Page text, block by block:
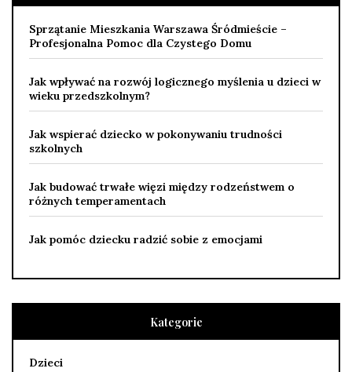
Sprzątanie Mieszkania Warszawa Śródmieście –
Profesjonalna Pomoc dla Czystego Domu
Jak wpływać na rozwój logicznego myślenia u dzieci w
wieku przedszkolnym?
Jak wspierać dziecko w pokonywaniu trudności
szkolnych
Jak budować trwałe więzi między rodzeństwem o
różnych temperamentach
Jak pomóc dziecku radzić sobie z emocjami
Kategorie
Dzieci